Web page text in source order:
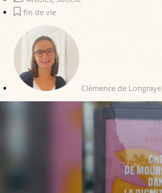
fin de vie
Clémence de Longraye